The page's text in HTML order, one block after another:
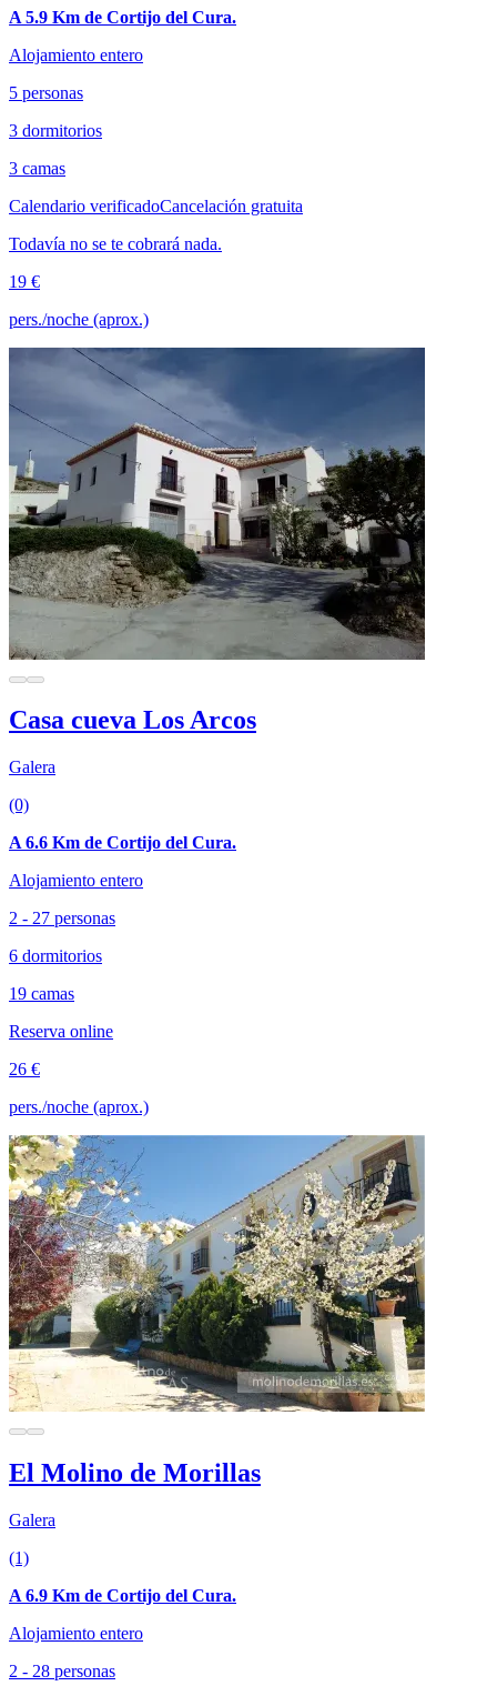
A 5.9 Km de Cortijo del Cura.
Alojamiento entero
5 personas
3 dormitorios
3 camas
Calendario verificadoCancelación gratuita
Todavía no se te cobrará nada.
19 €
pers./noche (aprox.)
Casa cueva Los Arcos
Galera
(0)
A 6.6 Km de Cortijo del Cura.
Alojamiento entero
2 - 27 personas
6 dormitorios
19 camas
Reserva online
26 €
pers./noche (aprox.)
El Molino de Morillas
Galera
(1)
A 6.9 Km de Cortijo del Cura.
Alojamiento entero
2 - 28 personas